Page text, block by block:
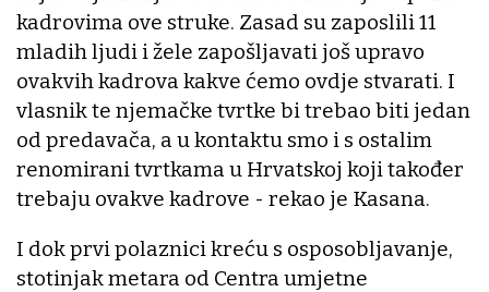
kadrovima ove struke. Zasad su zaposlili 11
mladih ljudi i žele zapošljavati još upravo
ovakvih kadrova kakve ćemo ovdje stvarati. I
vlasnik te njemačke tvrtke bi trebao biti jedan
od predavača, a u kontaktu smo i s ostalim
renomirani tvrtkama u Hrvatskoj koji također
trebaju ovakve kadrove - rekao je Kasana.
I dok prvi polaznici kreću s osposobljavanje,
stotinjak metara od Centra umjetne